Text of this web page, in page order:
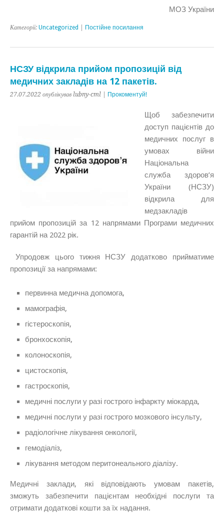
МОЗ України
Категорії: Uncategorized Постійне посилання
НСЗУ відкрила прийом пропозицій від
медичних закладів на 12 пакетів.
27.07.2022 опублікував lubny-cml | Прокоментуй!
Щоб забезпечити
доступ пацієнтів до
медичних послуг в
умовах війни
Національна
служба здоров’я
України (НСЗУ)
відкрила для
медзакладів
прийом пропозицій за 12 напрямами Програми медичних
гарантій на 2022 рік.
Упродовж цього тижня НСЗУ додатково прийматиме
пропозиції за напрямами:
первинна медична допомога,
мамографія,
гістероскопія,
бронхоскопія,
колоноскопія,
цистоскопія,
гастроскопія,
медичні послуги у разі гострого інфаркту міокарда,
медичні послуги у разі гострого мозкового інсульту,
радіологічне лікування онкології,
гемодіаліз,
лікування методом перитонеального діалізу.
Медичні заклади, які відповідають умовам пакетів,
зможуть забезпечити пацієнтам необхідні послуги та
отримати додаткові кошти за їх надання.